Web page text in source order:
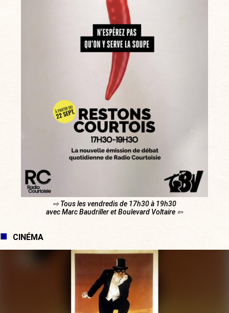
⇨ Tous les vendredis de 17h30 à 19h30
avec Marc Baudriller et Boulevard Voltaire ⇦
CINÉMA